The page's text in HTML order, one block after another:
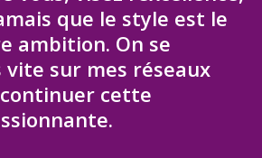
que le style est le
ambition. On se
sur mes réseaux
cette